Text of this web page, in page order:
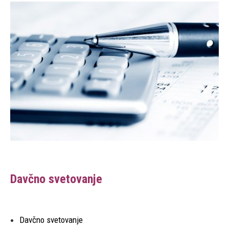
Davčno svetovanje
Davčno svetovanje